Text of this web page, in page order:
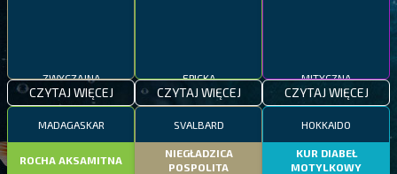
ZWYCZAJNA
CZYTAJ WIĘCEJ
EPICKA
CZYTAJ WIĘCEJ
MITYCZNA
CZYTAJ WIĘCEJ
MADAGASKAR
ROCHA AKSAMITNA
SVALBARD
NIEGŁADZICA
POSPOLITA
HOKKAIDO
KUR DIABEŁ
MOTYLKOWY